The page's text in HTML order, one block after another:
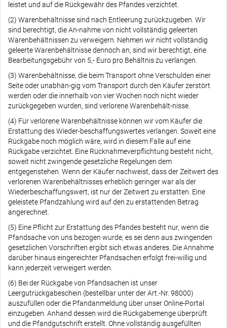
leistet und auf die Rückgewähr des Pfandes verzichtet.
(2) Warenbehältnisse sind nach Entleerung zurückzugeben. Wir
sind berechtigt, die An-nahme von nicht vollständig geleerten
Warenbehältnissen zu verweigern. Nehmen wir nicht vollständig
geleerte Warenbehältnisse dennoch an, sind wir berechtigt, eine
Bearbeitungsgebühr von 5,- Euro pro Behältnis zu verlangen.
(3) Warenbehältnisse, die beim Transport ohne Verschulden einer
Seite oder unabhän-gig vom Transport durch den Käufer zerstört
werden oder die innerhalb von vier Wochen noch nicht wieder
zurückgegeben wurden, sind verlorene Warenbehält-nisse.
(4) Für verlorene Warenbehältnisse können wir vom Käufer die
Erstattung des Wieder-beschaffungswertes verlangen. Soweit eine
Rückgabe noch möglich wäre, wird in diesem Falle auf eine
Rückgabe verzichtet. Eine Rücknahmeverpflichtung besteht nicht,
soweit nicht zwingende gesetzliche Regelungen dem
entgegenstehen. Wenn der Käufer nachweist, dass der Zeitwert des
verlorenen Warenbehältnisses erheblich geringer war als der
Wiederbeschaffungswert, ist nur der Zeitwert zu erstatten. Eine
geleistete Pfandzahlung wird auf den zu erstattenden Betrag
angerechnet.
(5) Eine Pflicht zur Erstattung des Pfandes besteht nur, wenn die
Pfandsache von uns bezogen wurde, es sei denn aus zwingenden
gesetzlichen Vorschriften ergibt sich etwas anderes. Die Annahme
darüber hinaus eingereichter Pfandsachen erfolgt frei-willig und
kann jederzeit verweigert werden.
(6) Bei der Rückgabe von Pfandsachen ist unser
Leergutrückgabeschein (bestellbar unter der Art.-Nr. 98000)
auszufüllen oder die Pfandanmeldung über unser Online-Portal
einzugeben. Anhand dessen wird die Rückgabemenge überprüft
und die Pfandgutschrift erstellt. Ohne vollständig ausgefüllten